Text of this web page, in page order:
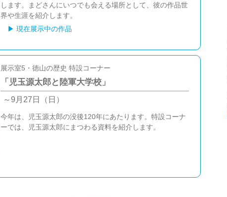
します。まどさんにいつでも会える場所として、彼の作品世
界や生涯を紹介します。
▶ 現在展示中の作品
展示室5・徳山の歴史 特設コーナー
「児玉源太郎と陸軍大学校」
～9月27日（日）
今年は、児玉源太郎の没後120年にあたります。特設コーナ
ーでは、児玉源太郎にまつわる資料を紹介します。